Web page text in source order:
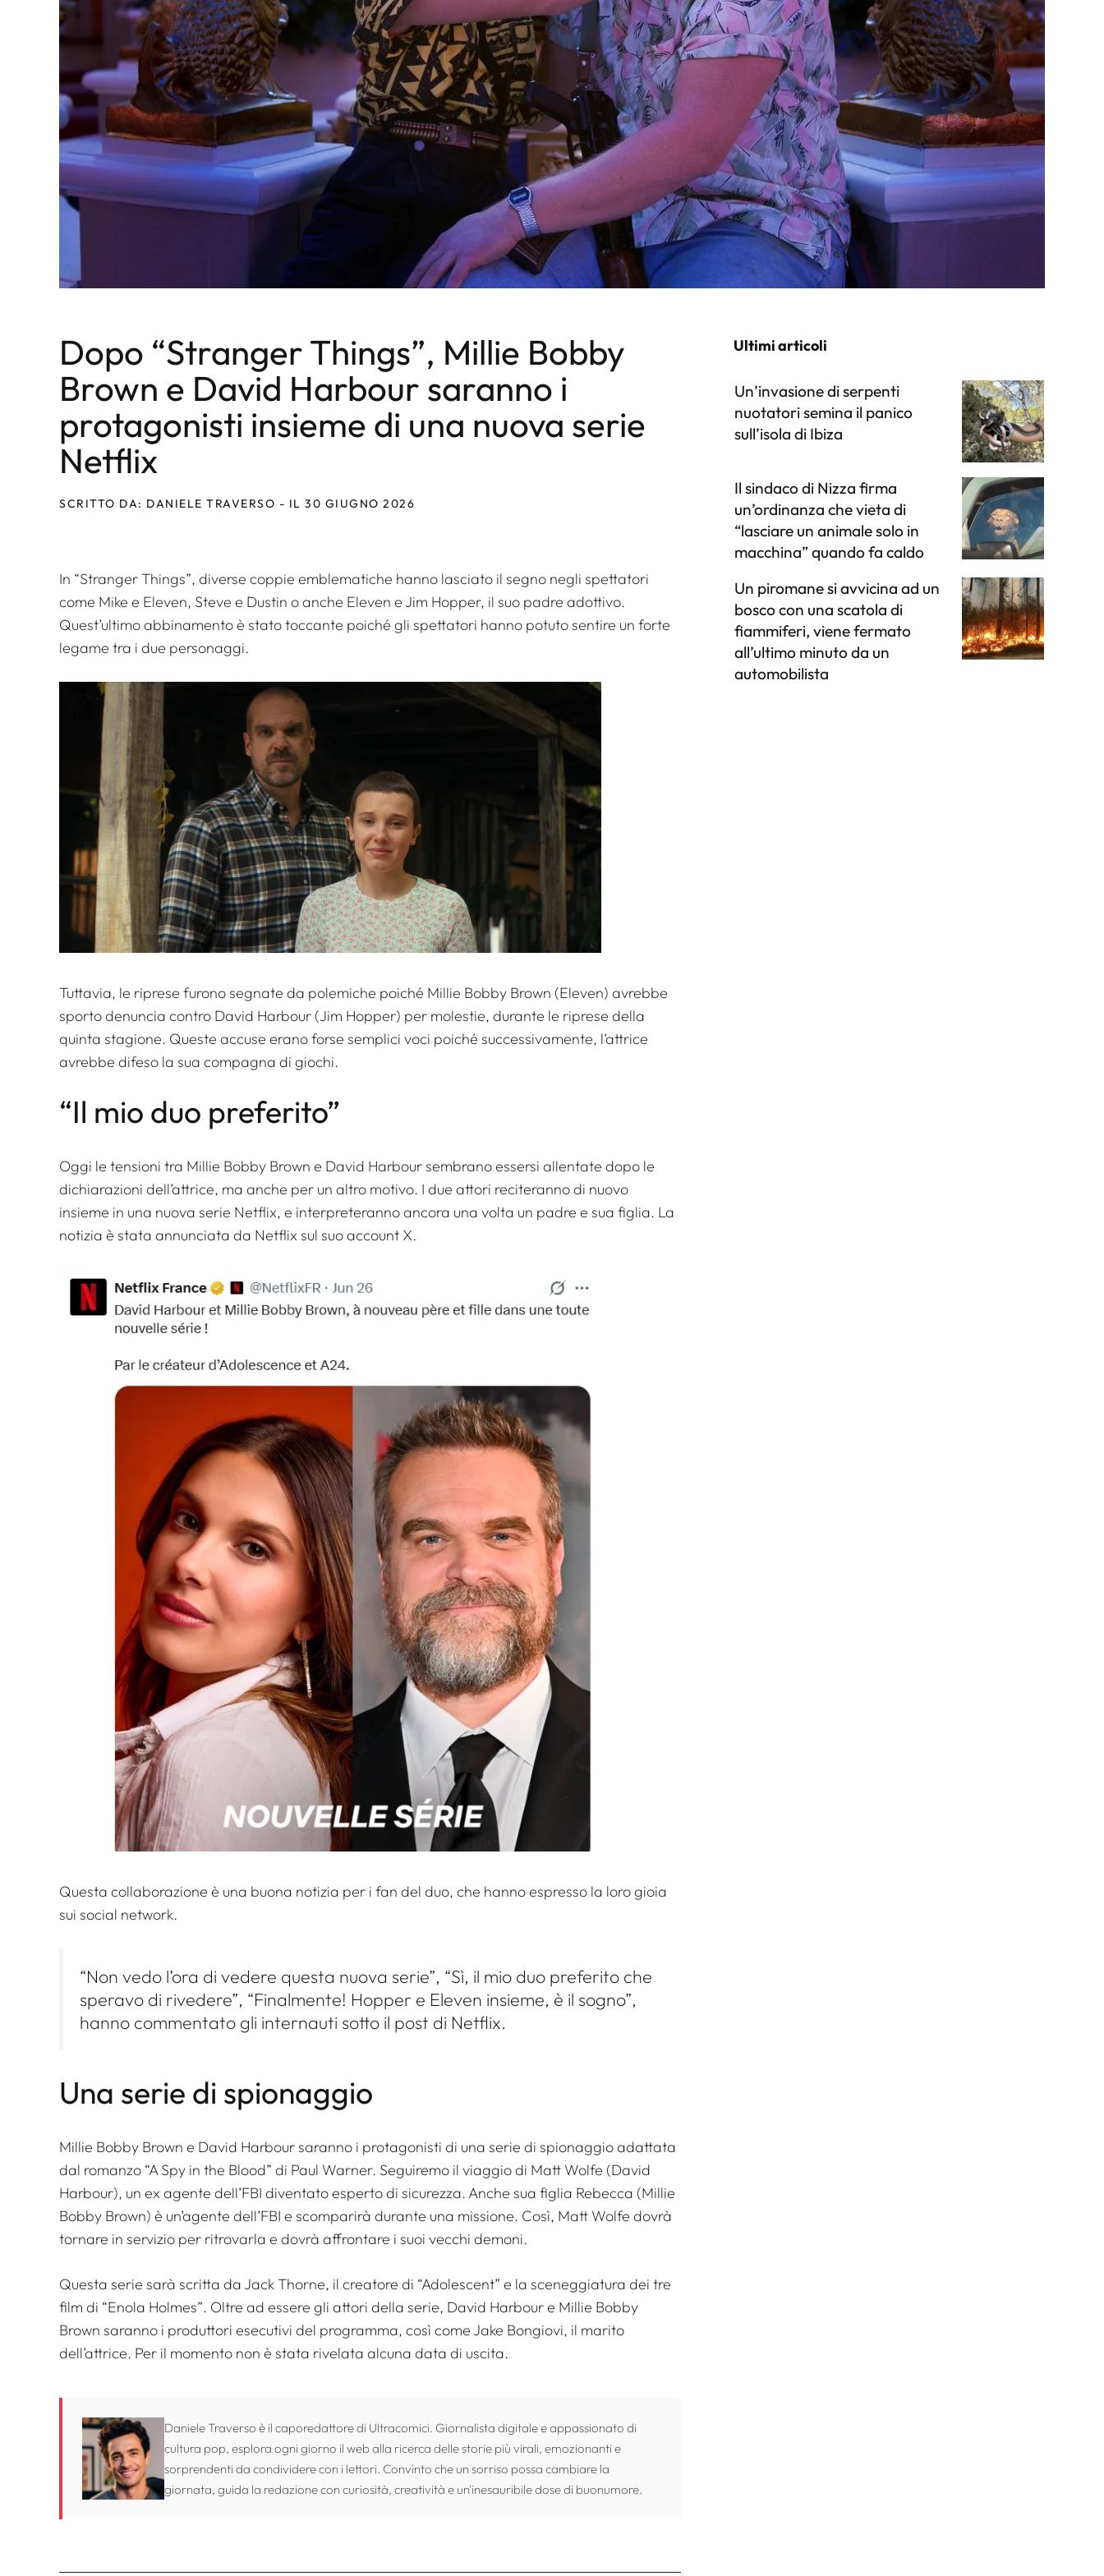
Dopo “Stranger Things”, Millie Bobby
Brown e David Harbour saranno i
protagonisti insieme di una nuova serie
Netflix
SCRITTO DA: DANIELE TRAVERSO - IL 30 GIUGNO 2026
In “Stranger Things”, diverse coppie emblematiche hanno lasciato il segno negli spettatori
come Mike e Eleven, Steve e Dustin o anche Eleven e Jim Hopper, il suo padre adottivo.
Quest’ultimo abbinamento è stato toccante poiché gli spettatori hanno potuto sentire un forte
legame tra i due personaggi.
Tuttavia, le riprese furono segnate da polemiche poiché Millie Bobby Brown (Eleven) avrebbe
sporto denuncia contro David Harbour (Jim Hopper) per molestie, durante le riprese della
quinta stagione. Queste accuse erano forse semplici voci poiché successivamente, l’attrice
avrebbe difeso la sua compagna di giochi.
“Il mio duo preferito”
Oggi le tensioni tra Millie Bobby Brown e David Harbour sembrano essersi allentate dopo le
dichiarazioni dell’attrice, ma anche per un altro motivo. I due attori reciteranno di nuovo
insieme in una nuova serie Netflix, e interpreteranno ancora una volta un padre e sua figlia. La
notizia è stata annunciata da Netflix sul suo account X.
Questa collaborazione è una buona notizia per i fan del duo, che hanno espresso la loro gioia
sui social network.
“Non vedo l’ora di vedere questa nuova serie”, “Sì, il mio duo preferito che
speravo di rivedere”, “Finalmente! Hopper e Eleven insieme, è il sogno”,
hanno commentato gli internauti sotto il post di Netflix.
Una serie di spionaggio
Millie Bobby Brown e David Harbour saranno i protagonisti di una serie di spionaggio adattata
dal romanzo “A Spy in the Blood” di Paul Warner. Seguiremo il viaggio di Matt Wolfe (David
Harbour), un ex agente dell’FBI diventato esperto di sicurezza. Anche sua figlia Rebecca (Millie
Bobby Brown) è un’agente dell’FBI e scomparirà durante una missione. Così, Matt Wolfe dovrà
tornare in servizio per ritrovarla e dovrà affrontare i suoi vecchi demoni.
Questa serie sarà scritta da Jack Thorne, il creatore di “Adolescent” e la sceneggiatura dei tre
film di “Enola Holmes”. Oltre ad essere gli attori della serie, David Harbour e Millie Bobby
Brown saranno i produttori esecutivi del programma, così come Jake Bongiovi, il marito
dell’attrice. Per il momento non è stata rivelata alcuna data di uscita.
Daniele Traverso è il caporedattore di Ultracomici. Giornalista digitale e appassionato di
cultura pop, esplora ogni giorno il web alla ricerca delle storie più virali, emozionanti e
sorprendenti da condividere con i lettori. Convinto che un sorriso possa cambiare la
giornata, guida la redazione con curiosità, creatività e un'inesauribile dose di buonumore.
Ultimi articoli
Un’invasione di serpenti
nuotatori semina il panico
sull’isola di Ibiza
Il sindaco di Nizza firma
un’ordinanza che vieta di
“lasciare un animale solo in
macchina” quando fa caldo
Un piromane si avvicina ad un
bosco con una scatola di
fiammiferi, viene fermato
all’ultimo minuto da un
automobilista